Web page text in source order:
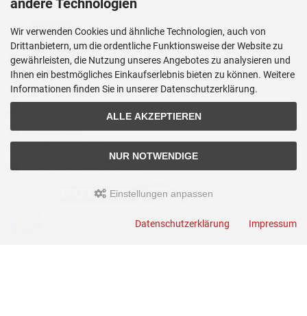
JUERGEN DROSS PROFESSIONAL SERVICES GmbH
+49(0)6449-92897919
Kirchstraße 44
D-35630 Ehringshausen
info@germanoutletstore.de
andere Technologien
Wir verwenden Cookies und ähnliche Technologien, auch von
Drittanbietern, um die ordentliche Funktionsweise der Website zu
gewährleisten, die Nutzung unseres Angebotes zu analysieren und
Ihnen ein bestmögliches Einkaufserlebnis bieten zu können. Weitere
Informationen finden Sie in unserer Datenschutzerklärung.
ALLE AKZEPTIEREN
NUR NOTWENDIGE
Einstellungen anpassen
Datenschutzerklärung Impressum